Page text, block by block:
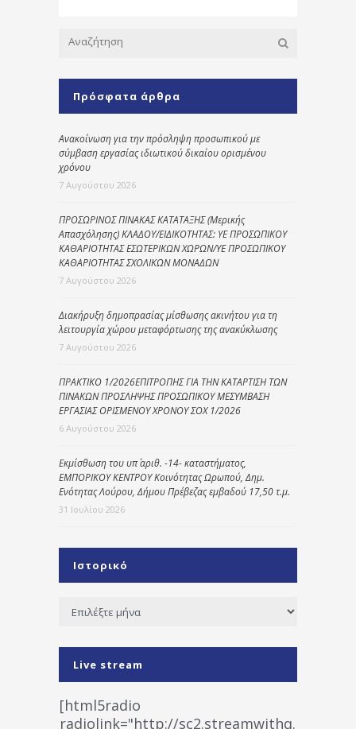
Πρόσφατα άρθρα
Ανακοίνωση για την πρόσληψη προσωπικού με
σύμβαση εργασίας ιδιωτικού δικαίου ορισμένου
χρόνου
7 Αυγούστου 2026
ΠΡΟΣΩΡΙΝΟΣ ΠΙΝΑΚΑΣ ΚΑΤΑΤΑΞΗΣ (Μερικής
Απασχόλησης) ΚΛΑΔΟΥ/ΕΙΔΙΚΟΤΗΤΑΣ: ΥΕ ΠΡΟΣΩΠΙΚΟΥ
ΚΑΘΑΡΙΟΤΗΤΑΣ ΕΣΩΤΕΡΙΚΩΝ ΧΩΡΩΝ/ΥΕ ΠΡΟΣΩΠΙΚΟΥ
ΚΑΘΑΡΙΟΤΗΤΑΣ ΣΧΟΛΙΚΩΝ ΜΟΝΑΔΩΝ
7 Αυγούστου 2026
Διακήρυξη δημοπρασίας μίσθωσης ακινήτου για τη
λειτουργία χώρου μεταφόρτωσης της ανακύκλωσης
7 Αυγούστου 2026
ΠΡΑΚΤΙΚΟ 1/2026ΕΠΙΤΡΟΠΗΣ ΓΙΑ ΤΗΝ ΚΑΤΑΡΤΙΣΗ ΤΩΝ
ΠΙΝΑΚΩΝ ΠΡΟΣΛΗΨΗΣ ΠΡΟΣΩΠΙΚΟΥ ΜΕΣΥΜΒΑΣΗ
ΕΡΓΑΣΙΑΣ ΟΡΙΣΜΕΝΟΥ ΧΡΟΝΟΥ ΣΟΧ 1/2026
6 Αυγούστου 2026
Εκμίσθωση του υπ΄ αριθ. -14- καταστήματος,
ΕΜΠΟΡΙΚΟΥ ΚΕΝΤΡΟΥ Κοινότητας Ωρωπού, Δημ.
Ενότητας Λούρου, Δήμου Πρέβεζας εμβαδού 17,50 τ.μ.
31 Ιουλίου 2026
Ιστορικό
Ιστορικό
Live stream
[html5radio
radiolink="http://